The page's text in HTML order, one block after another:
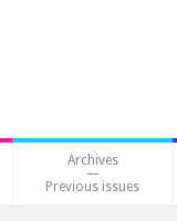
Archives
Previous issues